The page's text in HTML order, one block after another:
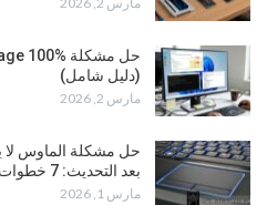
(دليل شامل)
مارس 2, 2026
بعد التحديث: 7 خطوات…
مارس 1, 2026